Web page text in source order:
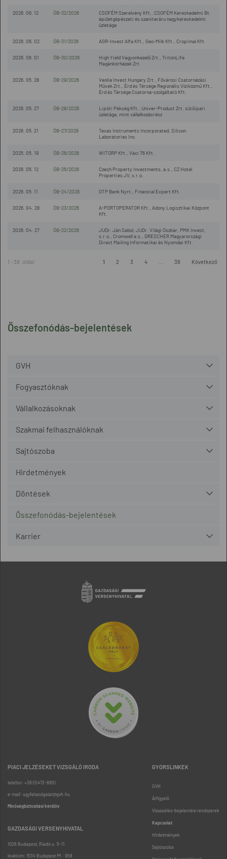
Összefonódás-bejelentések
GVH
Fogyasztóknak
Vállalkozásoknak
Szakmai felhasználóknak
Sajtószoba
Hirdetmények
Döntések
Összefonódás-bejelentések
Karrier
2026. 06. 12 ÖB-32/2026
CSOFÉM Szerelvény Kft., CSOFÉM Kereskedelmi Bt.
épületgépészeti és szaniteráru nagykereskedelmi
üzletága
2026. 06. 02 ÖB-31/2026 AGR-Invest Alfa Kft., Geo-Milk Kft., Cropimal Kft.
2026. 06. 01 ÖB-30/2026
High Yield Vagyonkezelő Zrt., TritonLife
Magánkórházak Zrt.
2026. 05. 28 ÖB-29/2026
Veolia Invest Hungary Zrt., Fővárosi Csatornázási
Művek Zrt., Érd és Térsége Regionális Víziközmű Kft.,
Érd és Térsége Csatorna-szolgáltató Kft.
2026. 05. 27 ÖB-28/2026
Lipóti Pékség Kft., Univer-Product Zrt. sütőipari
üzletága, mint vállalkozásrész
2026. 05. 21 ÖB-27/2026
Texas Instruments Incorporated, Silicon
Laboratories Inc.
2025. 05. 19 ÖB-26/2026 WITORP Kft., Váci 76 Kft.
2026. 05. 12 ÖB-25/2026
Czech Property Investments, a.s., CZ Hotel
Properties JV, s.r.o.
2026. 05. 11 ÖB-24/2026 OTP Bank Nyrt., Financial Expert Kft.
2026. 04. 28 ÖB-23/2026
A-PORTOPERATOR Kft., Adony Logisztikai Központ
Kft.
2026. 04. 27 ÖB-22/2026
JUDr. Ján Sabol, JUDr. Világi Oszkár, PMK Invest,
s.r.o., Cromwell a.s., DRESCHER Magyarországi
Direct Mailing Informatikai és Nyomdai Kft.
1 - 38. oldal 1 2 3 4 38 Következő
PIACI JELZÉSEKET VIZSGÁLÓ IRODA
telefon: +36 (1) 472-8851
e-mail: ugyfelszolgalat@gvh.hu
Minőségbiztosítási kérdőív
GAZDASÁGI VERSENYHIVATAL
1026 Budapest, Riadó u. 5-11.
levélcím: 1534 Budapest Pf.: 958
GYORSLINKEK
GVH
Árfigyelő
Visszaélés-bejelentési rendszerek
Kapcsolat
Hirdetmények
Sajtószoba